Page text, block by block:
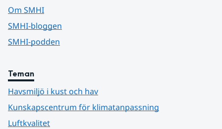
Om SMHI
SMHI-bloggen
SMHI-podden
Teman
Havsmiljö i kust och hav
Kunskapscentrum för klimatanpassning
Luftkvalitet